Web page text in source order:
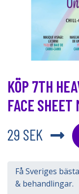
KÖP 7TH
FACE SHEET
29 SEK
Få Sveriges
& behandlingar.